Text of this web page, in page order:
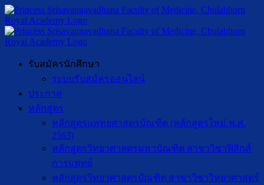
รับสมัครนักศึกษา
ระบบรับสมัครออนไลน์
ประกาศ
หลักสูตร
หลักสูตรแพทยศาสตรบัณฑิต (หลักสูตรใหม่ พ.ศ.
2563)
หลักสูตรวิทยาศาสตรมหาบัณฑิต สาขาวิชาฟิสิกส์
การแพทย์
หลักสูตรวิทยาศาสตรบัณฑิต สาขาวิชาวิทยาศาสตร์